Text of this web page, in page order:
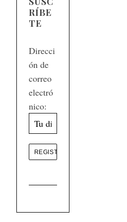
RÍBE
TE
Direcci
ón de
correo
electró
nico: